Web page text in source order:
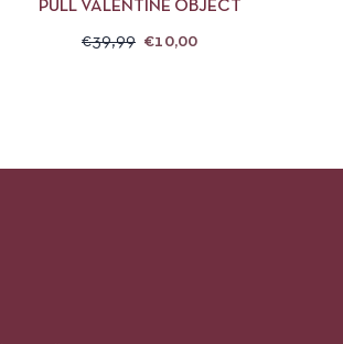
PULL VALENTINE OBJECT
€39,99 €10,00